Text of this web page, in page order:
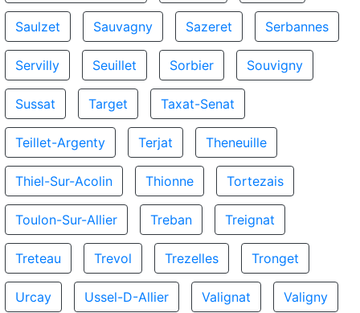
Saulzet Sauvagny Sazeret Serbannes
Servilly Seuillet Sorbier Souvigny
Sussat Target Taxat-Senat
Teillet-Argenty Terjat Theneuille
Thiel-Sur-Acolin Thionne Tortezais
Toulon-Sur-Allier Treban Treignat
Treteau Trevol Trezelles Tronget
Urcay Ussel-D-Allier Valignat Valigny